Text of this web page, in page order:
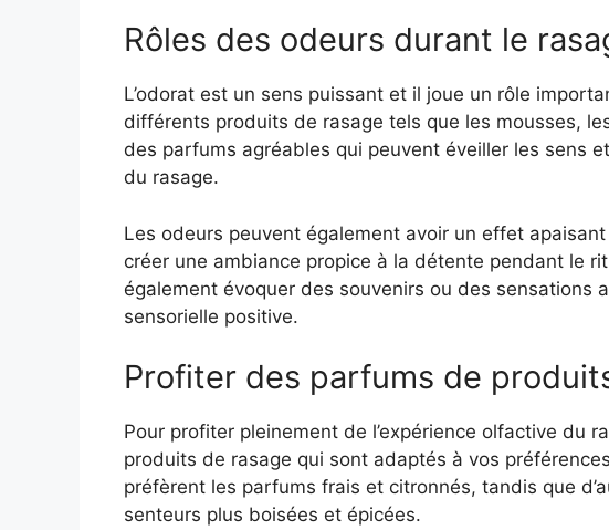
Rôles des odeurs durant le
L’odorat est un sens puissant et il joue un rôle
différents produits de rasage tels que les mousses,
des parfums agréables qui peuvent éveiller les sens
du rasage.
Les odeurs peuvent également avoir un effet
créer une ambiance propice à la détente pendant le
également évoquer des souvenirs ou des sensations
sensorielle positive.
Profiter des parfums de
Pour profiter pleinement de l’expérience olfactive du
produits de rasage qui sont adaptés à vos
préfèrent les parfums frais et citronnés, tandis que
senteurs plus boisées et épicées.